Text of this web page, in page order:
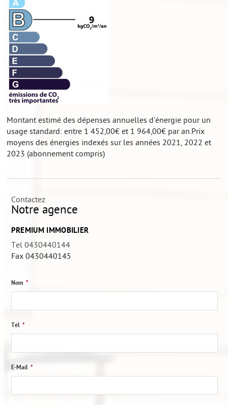
Montant estimé des dépenses annuelles d'énergie pour un
usage standard: entre 1 452,00€ et 1 964,00€ par an.Prix
moyens des énergies indexés sur les années 2021, 2022 et
2023 (abonnement compris)
Contactez
Notre agence
PREMIUM IMMOBILIER
Tel 0430440144
Fax0430440145
Nom *
Tél *
E-Mail *